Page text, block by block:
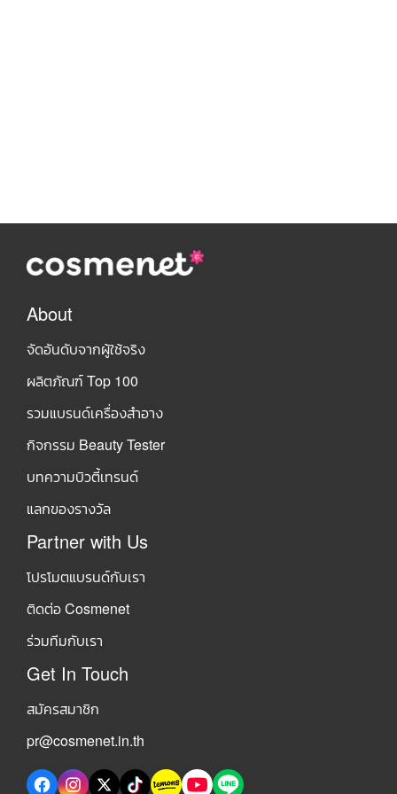
About
จัดอันดับจากผู้ใช้จริง
ผลิตภัณฑ์ Top 100
รวมแบรนด์เครื่องสำอาง
กิจกรรม Beauty Tester
บทความบิวตี้เทรนด์
แลกของรางวัล
Partner with Us
โปรโมตแบรนด์กับเรา
ติดต่อ Cosmenet
ร่วมทีมกับเรา
Get In Touch
สมัครสมาชิก
pr@cosmenet.in.th